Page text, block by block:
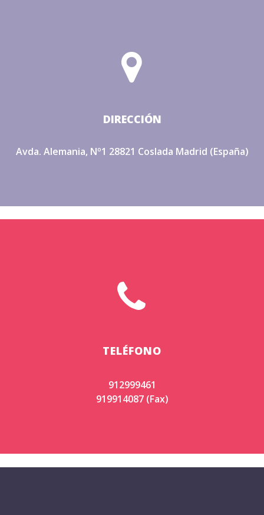


DIRECCIÓN
Avda. Alemania, Nº1 28821 Coslada Madrid (España)


TELÉFONO
912999461
919914087 (Fax)